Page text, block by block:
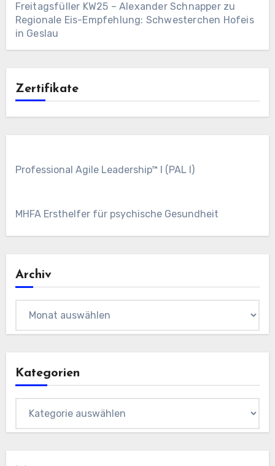
Freitagsfüller KW25 – Alexander Schnapperzu
Regionale Eis-Empfehlung: Schwesterchen Hofeis
in Geslau
Zertifikate
Professional Agile Leadership™ I (PAL I)
MHFA Ersthelfer für psychische Gesundheit
Archiv
Kategorien